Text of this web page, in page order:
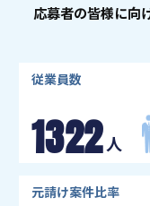
応募者の皆様に向
従業員数
1322人
元請け案件比率